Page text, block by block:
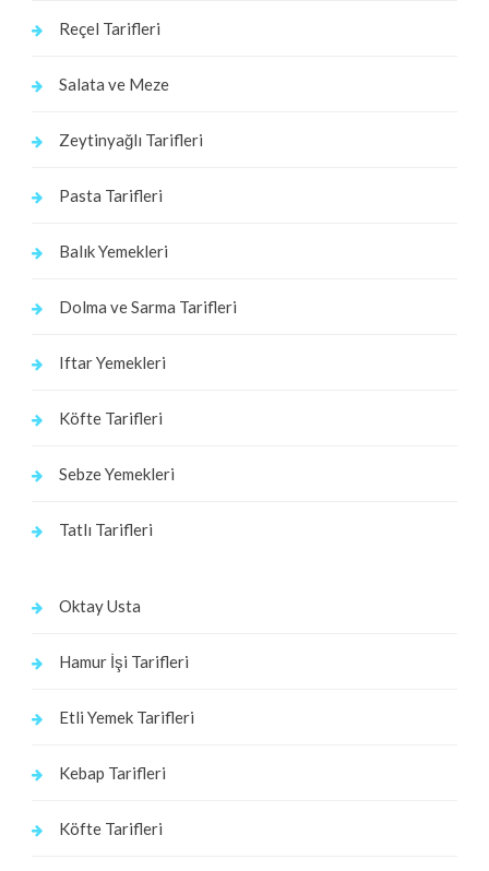
Reçel Tarifleri
Salata ve Meze
Zeytinyağlı Tarifleri
Pasta Tarifleri
Balık Yemekleri
Dolma ve Sarma Tarifleri
Iftar Yemekleri
Köfte Tarifleri
Sebze Yemekleri
Tatlı Tarifleri
Oktay Usta
Hamur İşi Tarifleri
Etli Yemek Tarifleri
Kebap Tarifleri
Köfte Tarifleri